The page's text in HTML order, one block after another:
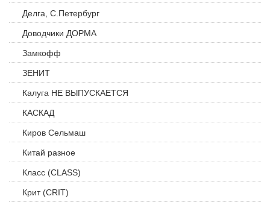
Делга, С.Петербург
Доводчики ДОРМА
Замкофф
ЗЕНИТ
Калуга НЕ ВЫПУСКАЕТСЯ
КАСКАД
Киров Сельмаш
Китай разное
Класс (CLASS)
Крит (CRIT)